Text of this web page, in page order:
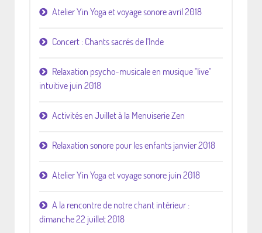
Atelier Yin Yoga et voyage sonore avril 2018
Concert : Chants sacrés de l'Inde
Relaxation psycho-musicale en musique "live"
intuitive juin 2018
Activités en Juillet à la Menuiserie Zen
Relaxation sonore pour les enfants janvier 2018
Atelier Yin Yoga et voyage sonore juin 2018
A la rencontre de notre chant intérieur :
dimanche 22 juillet 2018